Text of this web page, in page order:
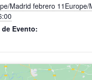
Madrid febrero 11Europe/
Evento: